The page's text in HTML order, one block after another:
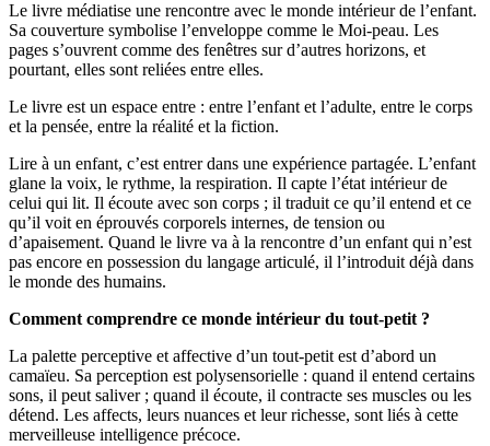
Le livre médiatise une rencontre avec le monde intérieur de l’enfant.
Sa couverture symbolise l’enveloppe comme le Moi-peau. Les
pages s’ouvrent comme des fenêtres sur d’autres horizons, et
pourtant, elles sont reliées entre elles.
Le livre est un espace entre : entre l’enfant et l’adulte, entre le corps
et la pensée, entre la réalité et la fiction.
Lire à un enfant, c’est entrer dans une expérience partagée. L’enfant
glane la voix, le rythme, la respiration. Il capte l’état intérieur de
celui qui lit. Il écoute avec son corps ; il traduit ce qu’il entend et ce
qu’il voit en éprouvés corporels internes, de tension ou
d’apaisement. Quand le livre va à la rencontre d’un enfant qui n’est
pas encore en possession du langage articulé, il l’introduit déjà dans
le monde des humains.
Comment comprendre ce monde intérieur du tout-petit ?
La palette perceptive et affective d’un tout-petit est d’abord un
camaïeu. Sa perception est polysensorielle : quand il entend certains
sons, il peut saliver ; quand il écoute, il contracte ses muscles ou les
détend. Les affects, leurs nuances et leur richesse, sont liés à cette
merveilleuse intelligence précoce.